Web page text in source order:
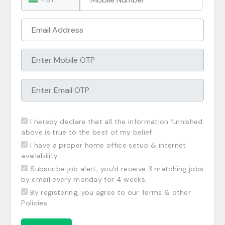
I hereby declare that all the information furnished
above is true to the best of my belief.
I have a proper home office setup & internet
availability.
Subscribe job alert, you'd receive 3 matching jobs
by email every monday for 4 weeks.
By registering, you agree to our Terms & other
Policies